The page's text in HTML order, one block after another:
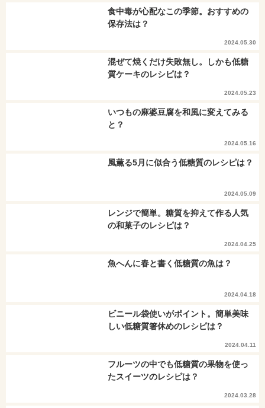
食中毒が心配なこの季節。おすすめの
保存法は？
2024.05.30
混ぜて焼くだけ失敗無し。しかも低糖
質ケーキのレシピは？
2024.05.23
いつもの麻婆豆腐を和風に変えてみる
と？
2024.05.16
風薫る5月に似合う低糖質のレシピは？
2024.05.09
レンジで簡単。糖質を抑えて作る人気
の和菓子のレシピは？
2024.04.25
魚へんに春と書く低糖質の魚は？
2024.04.18
ビニール袋使いがポイント。簡単美味
しい低糖質箸休めのレシピは？
2024.04.11
フルーツの中でも低糖質の果物を使っ
たスイーツのレシピは？
2024.03.28